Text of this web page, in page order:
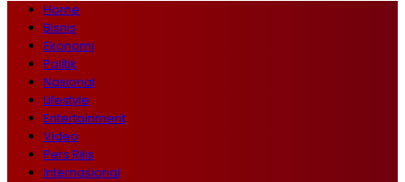
Home
Bisnis
Ekonomi
Politik
Nasional
Lifestyle
Entertainment
Video
Pers Rilis
Internasional